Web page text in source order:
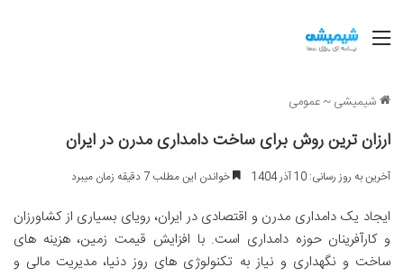
منو
شیمیشی~عمومی
ارزان ترین روش برای ساخت دامداری مدرن در ایران
آخرین به روز رسانی: 10 آذر 1404 خواندن این مطلب 7 دقیقه زمان میبرد
ایجاد یک دامداری مدرن و اقتصادی در ایران، رویای بسیاری از کشاورزان
و کارآفرینان حوزه دامداری است. با افزایش قیمت زمین، هزینه های
ساخت و نگهداری و نیاز به تکنولوژی های روز دنیا، مدیریت مالی و